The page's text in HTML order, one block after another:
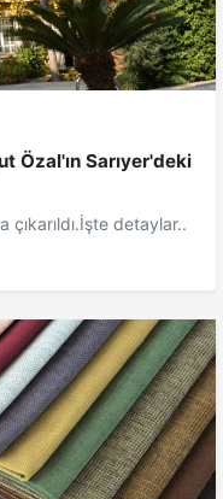
Özal'ın Sarıyer'deki
çıkarıldı.İşte detaylar..